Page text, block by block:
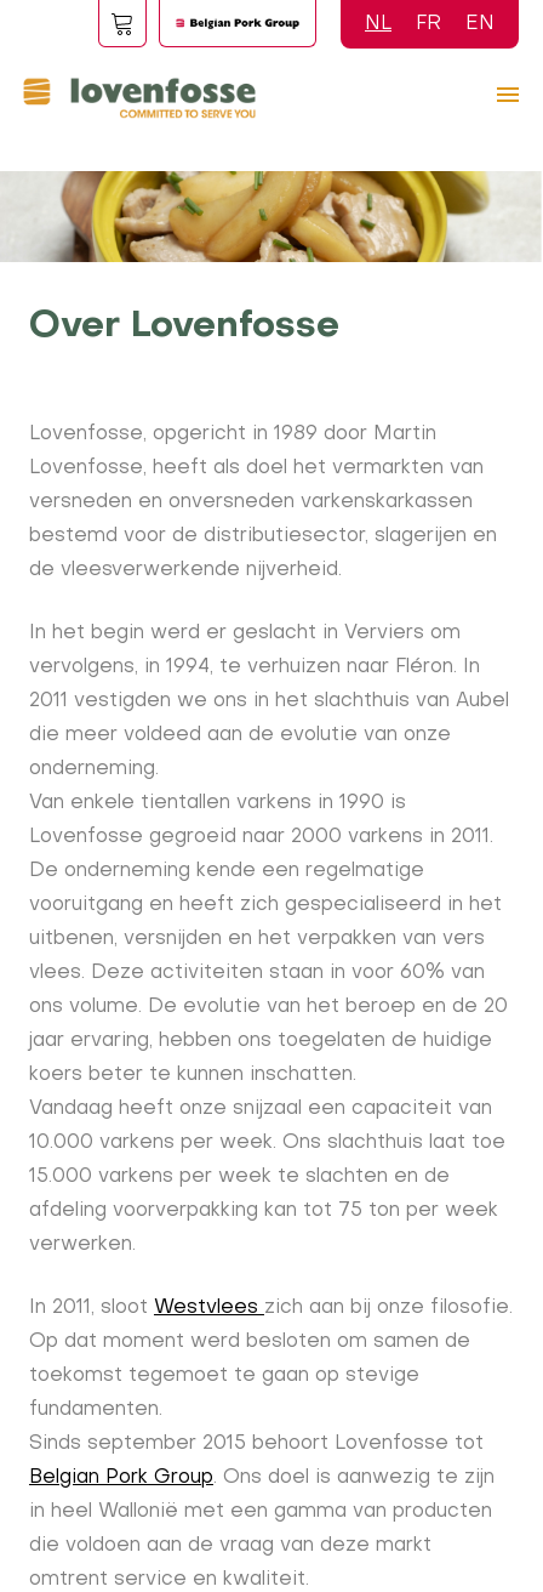
de
inhoud
NL FR EN
Over Lovenfosse
Lovenfosse, opgericht in 1989 door Martin
Lovenfosse, heeft als doel het vermarkten van
versneden en onversneden varkenskarkassen
bestemd voor de distributiesector, slagerijen en
de vleesverwerkende nijverheid.
In het begin werd er geslacht in Verviers om
vervolgens, in 1994, te verhuizen naar Fléron. In
2011 vestigden we ons in het slachthuis van Aubel
die meer voldeed aan de evolutie van onze
onderneming.
Van enkele tientallen varkens in 1990 is
Lovenfosse gegroeid naar 2000 varkens in 2011.
De onderneming kende een regelmatige
vooruitgang en heeft zich gespecialiseerd in het
uitbenen, versnijden en het verpakken van vers
vlees. Deze activiteiten staan in voor 60% van
ons volume. De evolutie van het beroep en de 20
jaar ervaring, hebben ons toegelaten de huidige
koers beter te kunnen inschatten.
Vandaag heeft onze snijzaal een capaciteit van
10.000 varkens per week. Ons slachthuis laat toe
15.000 varkens per week te slachten en de
afdeling voorverpakking kan tot 75 ton per week
verwerken.
In 2011, sloot Westvlees zich aan bij onze filosofie.
Op dat moment werd besloten om samen de
toekomst tegemoet te gaan op stevige
fundamenten.
Sinds september 2015 behoort Lovenfosse tot
Belgian Pork Group. Ons doel is aanwezig te zijn
in heel Wallonië met een gamma van producten
die voldoen aan de vraag van deze markt
omtrent service en kwaliteit.